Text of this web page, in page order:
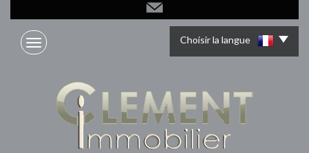
Choisir la langue